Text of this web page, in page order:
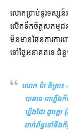
លោក​ប្រាប់​ទូរទស្សន៍​អ
លើកទឹកចិត្ត​សកម្មជន​
មិន​មាន​ផែនការ​កា
ទៅ​ថ្ងៃ​អនាគត​ទេ ជំ
លោក ម៉ា ចិត្រា៖
បានទេ អាហ្នឹង​
ហ្នឹង​ដែរ ដូចគ្ន
ពាក់ព័ន្ធ​ទៅ​នឹង​កិ